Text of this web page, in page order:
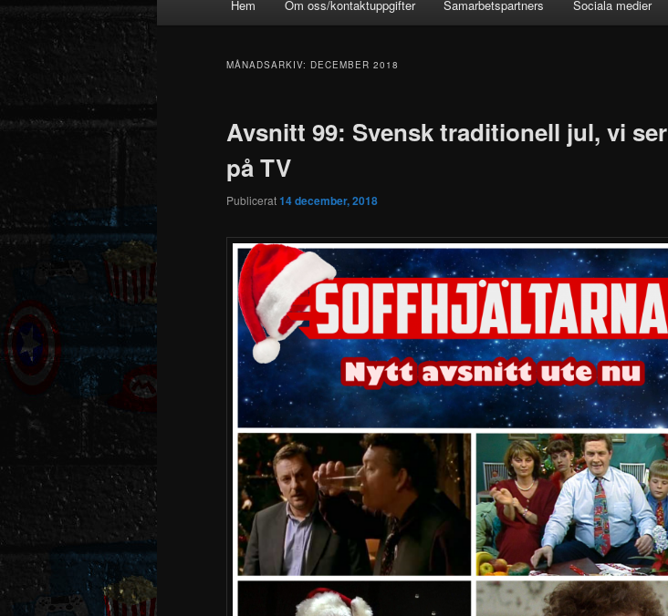
Hem Om oss/kontaktuppgifter Samarbetspartners Sociala medier
MÅNADSARKIV: DECEMBER 2018
Avsnitt 99: Svensk traditionell jul, vi ser
på TV
Publicerat14 december, 2018